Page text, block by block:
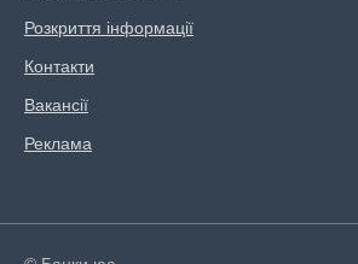
Розкриття інформації
Контакти
Вакансії
Реклама